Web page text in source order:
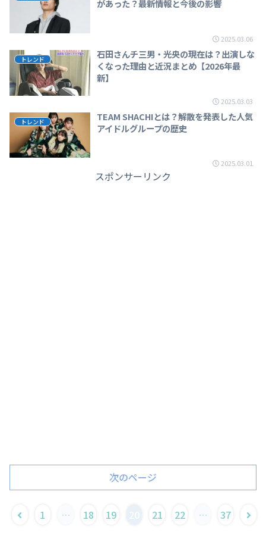
があった？最新情報と今後の影響
2025.03.06
トレンド
石田さんチ三男・光央の現在は？出演しな
くなった理由と近況まとめ【2026年最
新】
2025.03.03
トレンド
TEAM SHACHIとは？解散を発表した人気
アイドルグループの歴史
2025.03.01
スポンサーリンク
次のページ
1 … 18 19 21 22 … 37